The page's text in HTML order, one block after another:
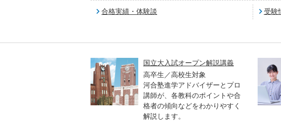
合格実績・体験談 受験
国立大入試オープン解説講義
高卒生／高校生対象
河合塾進学アドバイザーとプロ
講師が、各教科のポイントや合
格者の傾向などをわかりやすく
解説します。